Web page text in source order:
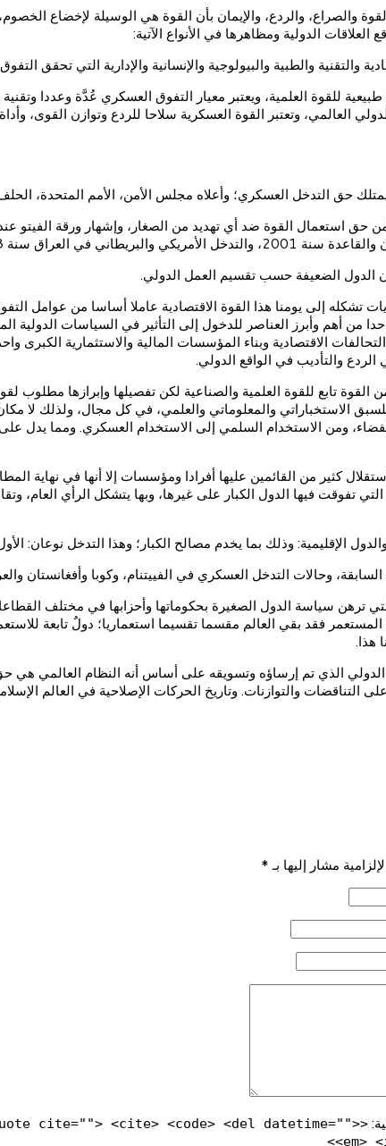
والصراع، والردع، والإيمان بأن القوة هي الوسيلة لإخضاع
الدولية ومظاهرها في الأنواع الآتية:
والتقنية والطبية والبيولوجية والإنسانية والإدارية التي تحقق
للقوة العلمية، ويعتبر معيار التفوق العسكري عُدَّة وعددا
العالمي، وتعتبر القوة العسكرية سلاحا للردع وتوازن القوى،
حق التدخل العسكري؛ وأعلاه مجلس الأمن، الأمم المتحدة،
حق استعمال القوة ضد أي تهديد من الصغار، وإشهار ورقة الفيتو
الروسي في سوريا ابتداء من 2015).
الدول الضعيفة حسب تقسيم العمل الدولي.
تشكله إلى يومنا هذا القوة الاقتصادية عاملا أساسا من عوامل
من أهم وأبرز العناصر للدخول إلى التأثير في السياسات الدولية
الاقتصادية وبناء المؤسسات المالية والاستثمارية
والتأديب في الواقع الدولي.
من القوة تابع للقوة العلمية والصناعية لكن تفصيلها وإبرازها
الاستخباراتي والمعلوماتي والعلمي، في كل مجال، ولذلك لا
ومن الاستخدام السلمي إلى الاستخدام العسكري. ومما يدل
كثير من القائمين عليها أفرادا ومؤسسات إلا أنها في نهاية
تفوقت فيها الدول الكبار على غيرها، وبها يتشكل الرأي العام،
الإقليمية: وذلك بما يخدم مصالح الكبار؛ وهذا التدخل نوعان:
وحالات التدخل العسكري في الفييتنام، وكوبا وأفغانستان
التي ترهن سياسة الدول الصغيرة بحكوماتها وأحزابها في مختلف
فقد بقي العالم مقسما تقسيما استعماريا؛ دولٌ تابعة
هذا.
الذي تم إرساؤه وتسويقه على أساس أنه النظام العالمي هي حق
على التناقضات والتوازنات. وتاريخ الحركات الإصلاحية في
مشار إليها بـ*
cite=""> <cite> <code> <del datetime="">
<em>